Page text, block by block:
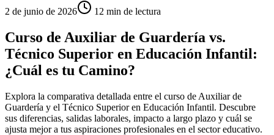
2 de junio de 2026
12 min de lectura
Curso de Auxiliar de Guardería vs.
Técnico Superior en Educación Infantil:
¿Cuál es tu Camino?
Explora la comparativa detallada entre el curso de Auxiliar de
Guardería y el Técnico Superior en Educación Infantil. Descubre
sus diferencias, salidas laborales, impacto a largo plazo y cuál se
ajusta mejor a tus aspiraciones profesionales en el sector educativo.